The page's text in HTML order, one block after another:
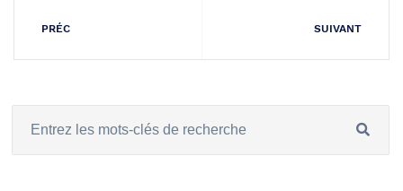
PRÉC SUIVANT